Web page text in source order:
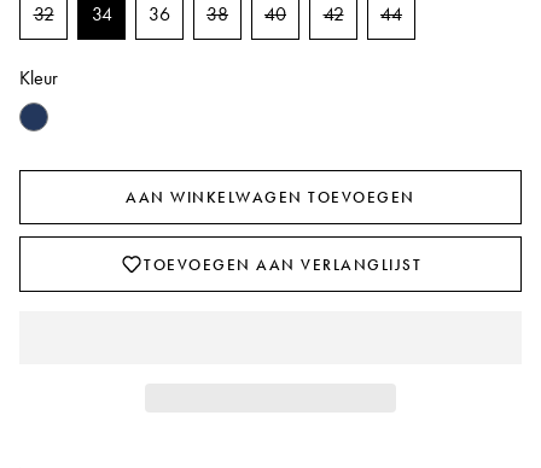
32 34 36 38 40 42 44
Kleur
AAN WINKELWAGEN TOEVOEGEN
TOEVOEGEN AAN VERLANGLIJST